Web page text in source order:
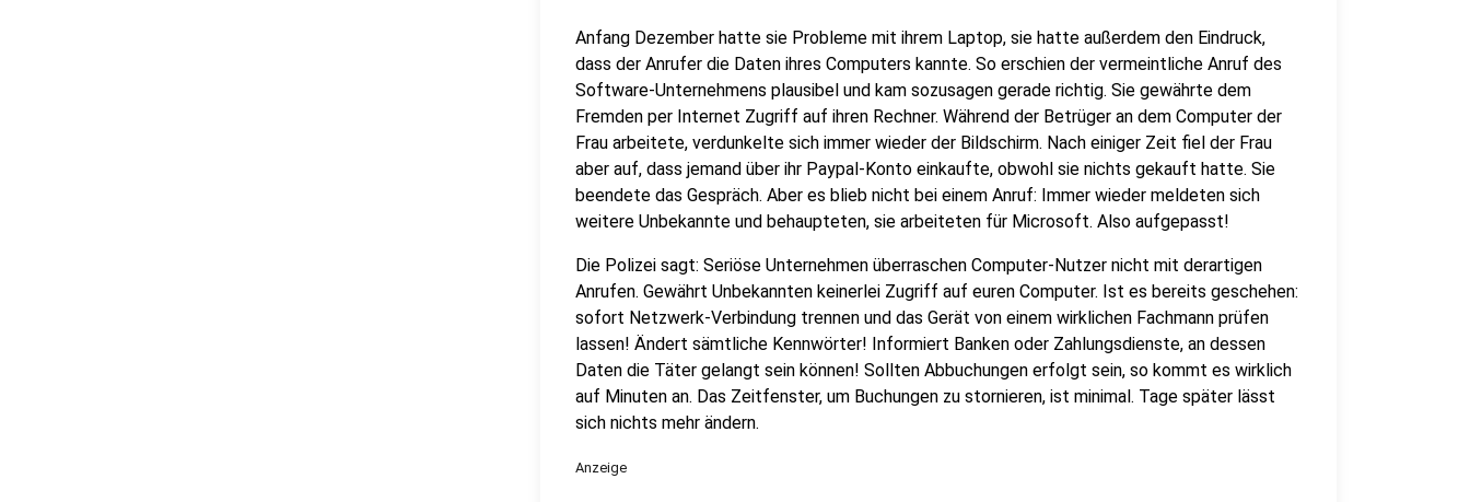
Anfang Dezember hatte sie Probleme mit ihrem Laptop, sie hatte außerdem den Eindruck,
dass der Anrufer die Daten ihres Computers kannte. So erschien der vermeintliche Anruf des
Software-Unternehmens plausibel und kam sozusagen gerade richtig. Sie gewährte dem
Fremden per Internet Zugriff auf ihren Rechner. Während der Betrüger an dem Computer der
Frau arbeitete, verdunkelte sich immer wieder der Bildschirm. Nach einiger Zeit fiel der Frau
aber auf, dass jemand über ihr Paypal-Konto einkaufte, obwohl sie nichts gekauft hatte. Sie
beendete das Gespräch. Aber es blieb nicht bei einem Anruf: Immer wieder meldeten sich
weitere Unbekannte und behaupteten, sie arbeiteten für Microsoft. Also aufgepasst!
Die Polizei sagt: Seriöse Unternehmen überraschen Computer-Nutzer nicht mit derartigen
Anrufen. Gewährt Unbekannten keinerlei Zugriff auf euren Computer. Ist es bereits geschehen:
sofort Netzwerk-Verbindung trennen und das Gerät von einem wirklichen Fachmann prüfen
lassen! Ändert sämtliche Kennwörter! Informiert Banken oder Zahlungsdienste, an dessen
Daten die Täter gelangt sein können! Sollten Abbuchungen erfolgt sein, so kommt es wirklich
auf Minuten an. Das Zeitfenster, um Buchungen zu stornieren, ist minimal. Tage später lässt
sich nichts mehr ändern.
Anzeige